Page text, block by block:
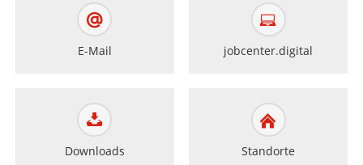
E-Mail jobcenter.digital
Downloads Standorte